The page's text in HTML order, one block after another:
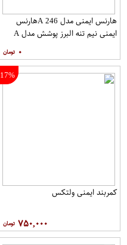
هارنس ایمنی مدل A 246هارنس
ایمنی نیم تنه البرز پوشش مدل A
۰
17%
کمربند ایمنی ولتکس
۷۵۰,۰۰۰